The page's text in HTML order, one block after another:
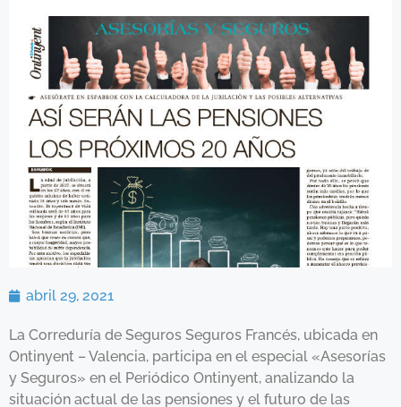
abril 29, 2021
La Correduría de Seguros Seguros Francés, ubicada en
Ontinyent – Valencia, participa en el especial «Asesorías
y Seguros» en el Periódico Ontinyent, analizando la
situación actual de las pensiones y el futuro de las